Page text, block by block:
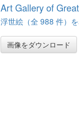
Art Gallery of
浮世絵（全 988 件）
画像をダウンロード